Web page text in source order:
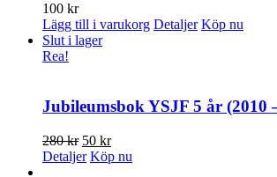
100 kr
Lägg till i varukorg Detaljer Köp nu
Slut i lager
Rea!
Jubileumsbok YSJF 5 år (2010
280kr Det
ursprungliga
50 krDet
nuvarande
Detaljer Köp nu